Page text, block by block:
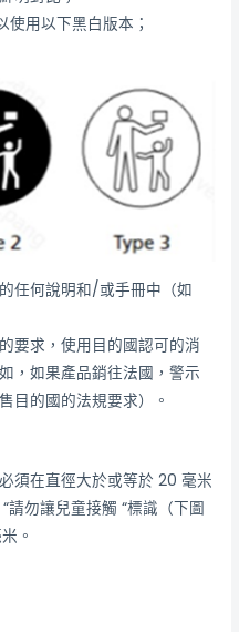
用以下黑白版本；
任何說明和/或手冊中（如
要求，使用目的國認可的消
，如果產品銷往法國，警示
目的國的法規要求）。
須在直徑大於或等於 20 毫米
勿讓兒童接觸 “標識（下圖
。